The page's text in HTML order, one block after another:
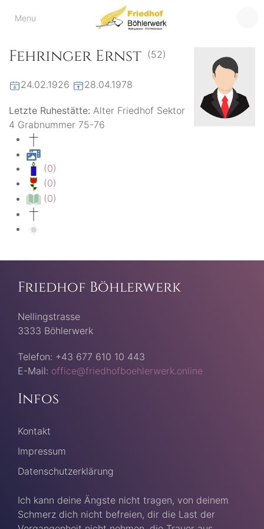
Menu
Friedhof
der virtuelle Friedhof
Fehringer Ernst (52)
24.02.1926 28.04.1978
Letzte Ruhestätte: Alter Friedhof Sektor
4 Grabnummer 75-76
(0)
(0)
(0)
Friedhof Böhlerwerk
Nellingstrasse
3333 Böhlerwerk
Telefon: +43 677 610 10 443
E-Mail: office@friedhofboehlerwerk.online
Infos
Kontakt
Impressum
Datenschutzerklärung
Ich kann deine Ängste nicht tragen, von deinem
Schmerz dich nicht befreien, dir die Last der